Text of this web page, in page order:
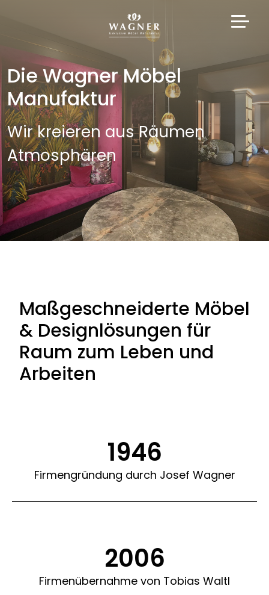
Die Wagner Möbel
Manufaktur
Wir kreieren aus Räumen
Atmosphären
Maßgeschneiderte Möbel
& Designlösungen für
Raum zum Leben und
Arbeiten
1946
Firmengründung durch Josef Wagner
2006
Firmenübernahme von Tobias Waltl